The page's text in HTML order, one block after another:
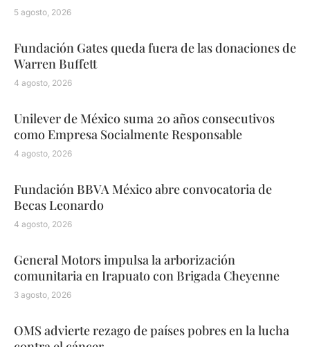
5 agosto, 2026
Fundación Gates queda fuera de las donaciones de
Warren Buffett
4 agosto, 2026
Unilever de México suma 20 años consecutivos
como Empresa Socialmente Responsable
4 agosto, 2026
Fundación BBVA México abre convocatoria de
Becas Leonardo
4 agosto, 2026
General Motors impulsa la arborización
comunitaria en Irapuato con Brigada Cheyenne
3 agosto, 2026
OMS advierte rezago de países pobres en la lucha